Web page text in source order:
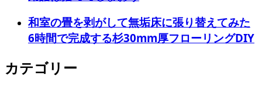
和室の畳を剥がして無垢床に張り替えてみた
6時間で完成する杉30mm厚フローリングDIY
カテゴリー